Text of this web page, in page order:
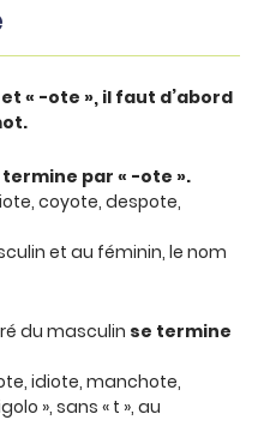
« -ote », il faut d’abord
termine par « -ote ».
coyote, despote,
et au féminin, le nom
du masculin se termine
idiote, manchote,
», sans « t », au